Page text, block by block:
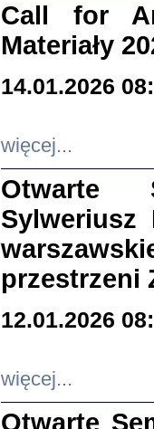
Call for
Materiały
14.01.2026
więcej...
Otwarte
Sylweriusz
przestrzeni
12.01.2026
więcej...
Otwarte